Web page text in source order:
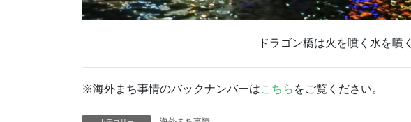
ドラゴン橋は火を噴く水を噴く
※海外まち事情のバックナンバーはこちら をご覧ください。